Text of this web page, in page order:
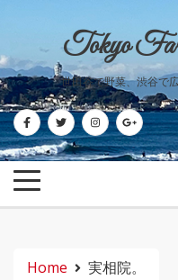
content
Tokyo
世田谷で野菜、渋谷で
Home 実相院。